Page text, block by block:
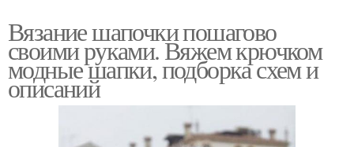
Вязание шапочки пошагово
своими руками. Вяжем крючком
модные шапки, подборка схем и
описаний